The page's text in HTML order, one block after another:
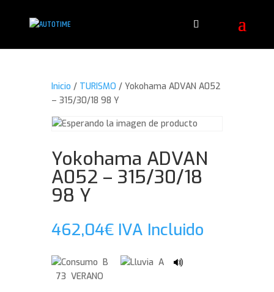
Inicio / TURISMO / Yokohama ADVAN A052
– 315/30/18 98 Y
Yokohama ADVAN
A052 – 315/30/18
98 Y
462,04€ IVA Incluido
B
A
73 VERANO